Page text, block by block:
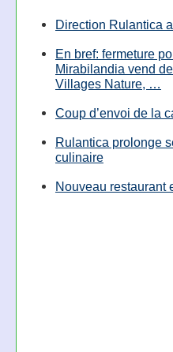
Direction Rulantica
En bref: fermeture
Mirabilandia vend
Villages Nature, …
Coup d’envoi de la
Rulantica prolonge
culinaire
Nouveau restaurant